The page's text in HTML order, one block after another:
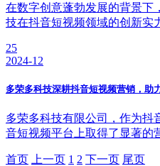
在数字创意蓬勃发展的背景下
技在抖音短视频领域的创新实
25
2024-12
多荣多科技深耕抖音短视频营销，助
多荣多科技有限公司，作为抖
音短视频平台上取得了显著的
首页 上一页 1 2 下一页 尾页